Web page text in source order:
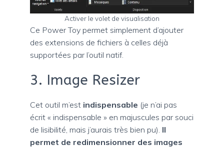
Activer le volet de visualisation
Ce Power Toy permet simplement d’ajouter
des extensions de fichiers à celles déjà
supportées par l’outil natif.
3. Image Resizer
Cet outil m’est indispensable (je n’ai pas
écrit « indispensable » en majuscules par souci
de lisibilité, mais j’aurais très bien pu). Il
permet de redimensionner des images